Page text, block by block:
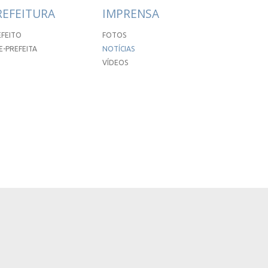
PREFEITA
IMPRENSA
FOTOS
NOTÍCIAS
VÍDEOS